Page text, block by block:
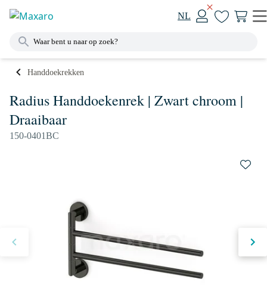
NL
Handdoekrekken
Radius Handdoekenrek | Zwart chroom |
Draaibaar
150-0401BC